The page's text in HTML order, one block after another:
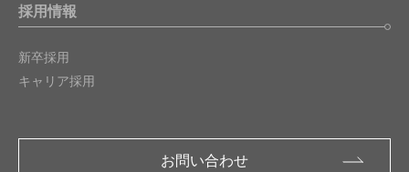
採用情報
新卒採用
キャリア採用
お問い合わせ